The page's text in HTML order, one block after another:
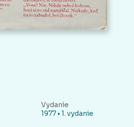
Vydanie
1977 • 1. vydanie